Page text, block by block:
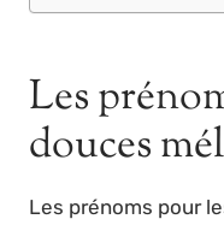
Les
douces
Les prénoms pour